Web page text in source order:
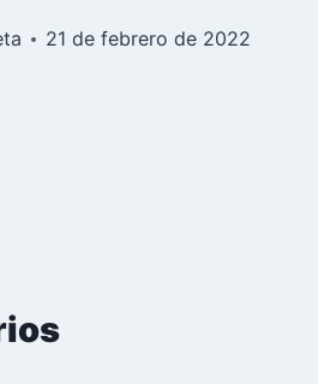
21 de febrero de 2022